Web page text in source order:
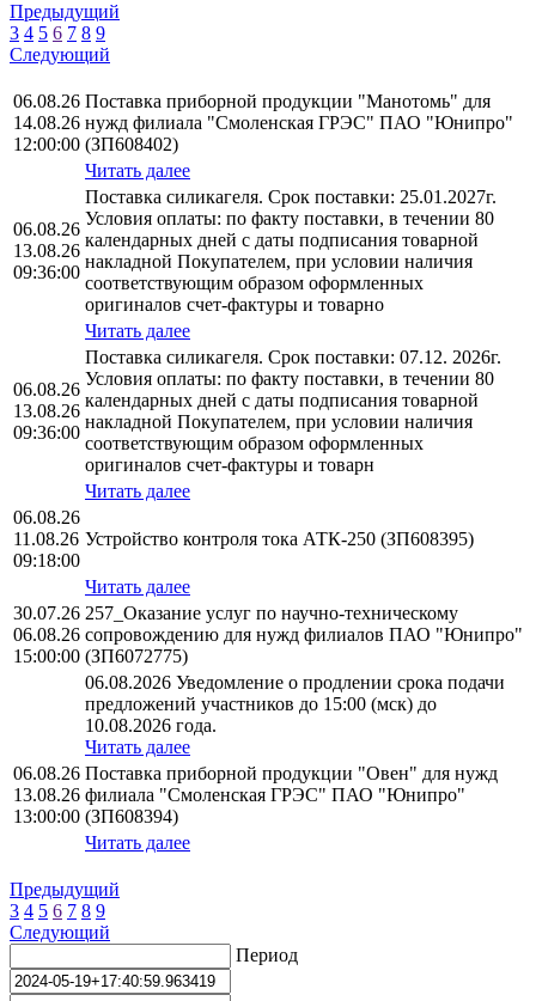
Предыдущий
3 4 5 6 7 8 9
Следующий
06.08.26
14.08.26
12:00:00
Поставка приборной продукции "Манотомь" для
нужд филиала "Смоленская ГРЭС" ПАО "Юнипро"
(ЗП608402)
Читать далее
06.08.26
13.08.26
09:36:00
Поставка силикагеля. Срок поставки: 25.01.2027г.
Условия оплаты: по факту поставки, в течении 80
календарных дней с даты подписания товарной
накладной Покупателем, при условии наличия
соответствующим образом оформленных
оригиналов счет-фактуры и товарно
Читать далее
06.08.26
13.08.26
09:36:00
Поставка силикагеля. Срок поставки: 07.12. 2026г.
Условия оплаты: по факту поставки, в течении 80
календарных дней с даты подписания товарной
накладной Покупателем, при условии наличия
соответствующим образом оформленных
оригиналов счет-фактуры и товарн
Читать далее
06.08.26
11.08.26
09:18:00
Устройство контроля тока АТК-250 (ЗП608395)
Читать далее
30.07.26
06.08.26
15:00:00
257_Оказание услуг по научно-техническому
сопровождению для нужд филиалов ПАО "Юнипро"
(ЗП6072775)
06.08.2026 Уведомление о продлении срока подачи
предложений участников до 15:00 (мск) до
10.08.2026 года.
Читать далее
06.08.26
13.08.26
13:00:00
Поставка приборной продукции "Овен" для нужд
филиала "Смоленская ГРЭС" ПАО "Юнипро"
(ЗП608394)
Читать далее
Предыдущий
3 4 5 6 7 8 9
Следующий
Период